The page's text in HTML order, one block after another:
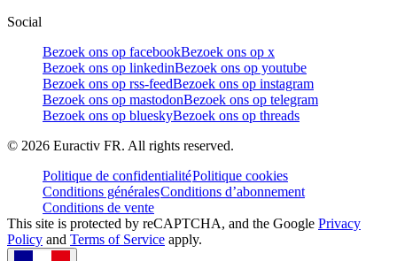
Social
Bezoek ons op facebookBezoek ons op x
Bezoek ons op linkedinBezoek ons op youtube
Bezoek ons op rss-feedBezoek ons op instagram
Bezoek ons op mastodonBezoek ons op telegram
Bezoek ons op blueskyBezoek ons op threads
© 2026 Euractiv FR. All rights reserved.
Politique de confidentialitéPolitique cookies
Conditions généralesConditions d’abonnement
Conditions de vente
This site is protected by reCAPTCHA, and the Google Privacy
Policy and Terms of Service apply.